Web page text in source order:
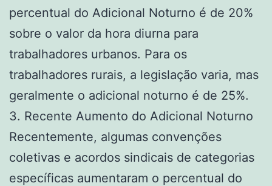
percentual do Adicional Noturno é de 20%
sobre o valor da hora diurna para
trabalhadores urbanos. Para os
trabalhadores rurais, a legislação varia, mas
geralmente o adicional noturno é de 25%.
3. Recente Aumento do Adicional Noturno
Recentemente, algumas convenções
coletivas e acordos sindicais de categorias
específicas aumentaram o percentual do